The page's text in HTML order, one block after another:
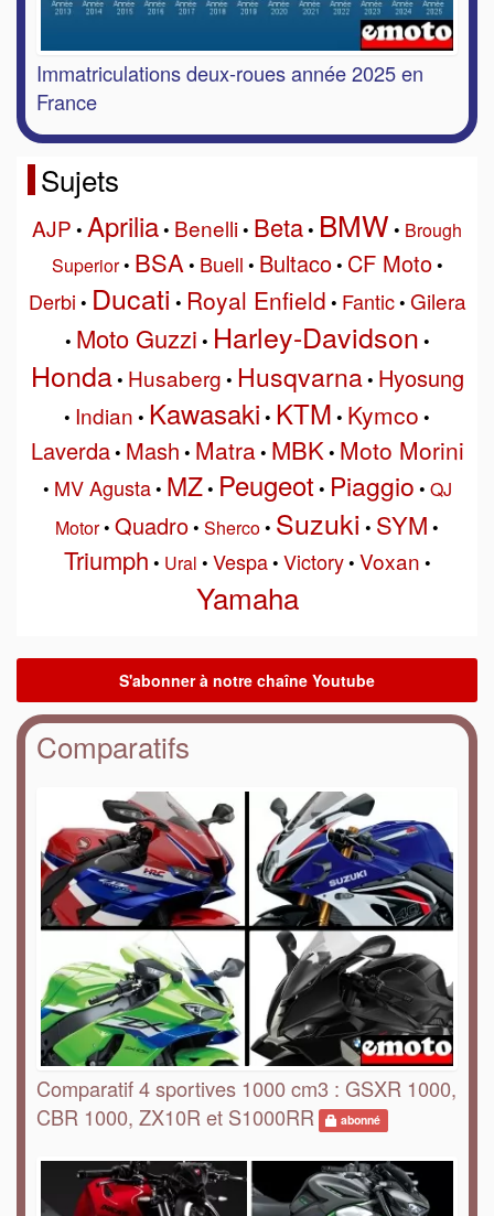
Immatriculations deux-roues année 2025 en
France
Sujets
AJP • Aprilia• Benelli• Beta• BMW • Brough
Superior• BSA• Buell • Bultaco• CF Moto•
Derbi • Ducati • Royal Enfield • Fantic• Gilera
• Moto Guzzi • Harley-Davidson •
Honda• Husaberg • Husqvarna• Hyosung
• Indian • Kawasaki • KTM • Kymco •
Laverda• Mash • Matra• MBK• Moto Morini
• MV Agusta• MZ• Peugeot • Piaggio • QJ
Motor• Quadro• Sherco• Suzuki • SYM •
Triumph • Ural • Vespa• Victory• Voxan •
Yamaha
Comparatifs
Comparatif 4 sportives 1000 cm3 : GSXR 1000,
CBR 1000, ZX10R et S1000RR
abonné